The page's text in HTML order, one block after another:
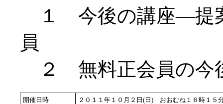
１ 今後の講座―提
員
２ 無料正会員の今
開催日時 ２０１１年１０月２日(日) おおむね１６時１５